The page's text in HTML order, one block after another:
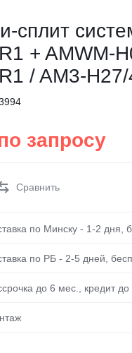
Midea
Mitsubishi
Mitsubishi
NewTek
Samsung
Sharp
сплит
+ AMWM-
/ AM3-
запросу
по Минску - 1-2 дня,
по РБ - 2-5 дней,
до 6 мес., кредит до